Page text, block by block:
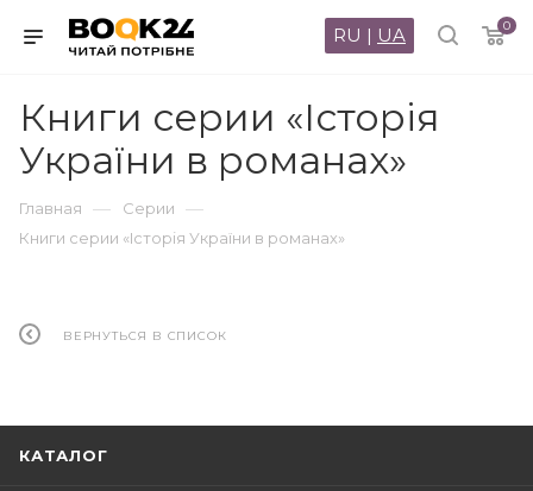
0
RU | UA
Книги серии «Iсторiя
України в романах»
Главная — Серии —
Книги серии «Iсторiя України в романах»
ВЕРНУТЬСЯ В СПИСОК
КАТАЛОГ